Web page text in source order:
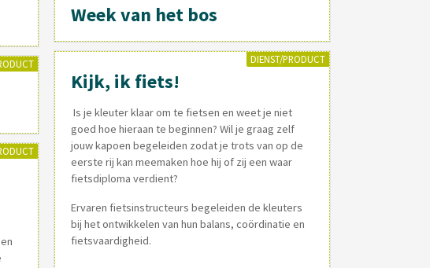
Week van het bos
DIENST/PRODUCT
Kijk, ik fiets!
Is je kleuter klaar om te fietsen en weet je niet
goed hoe hieraan te beginnen? Wil je graag zelf
jouw kapoen begeleiden zodat je trots van op de
eerste rij kan meemaken hoe hij of zij een waar
fietsdiploma verdient?
Ervaren fietsinstructeurs begeleiden de kleuters
bij het ontwikkelen van hun balans, coördinatie en
fietsvaardigheid.